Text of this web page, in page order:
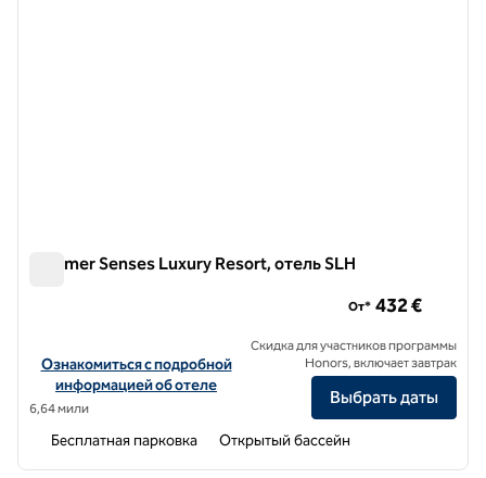
Summer Senses Luxury Resort, отель SLH
Посмотреть информацию об отеле Summer Senses Luxury
Ознакомиться с подробной
информацией об отеле
6,64 мили
От* 432 €
Скидка для участников программы
Honors, включает завтрак
Выбрать даты
Бесплатная парковка Открытый бассейн